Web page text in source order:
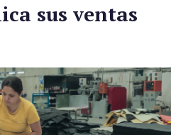
sus ventas